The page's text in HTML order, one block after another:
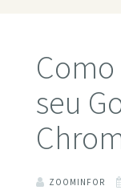
Como
seu
ZOOMINFOR